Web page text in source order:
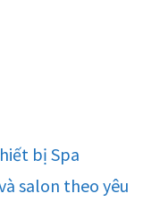
bị Spa
salon theo yêu